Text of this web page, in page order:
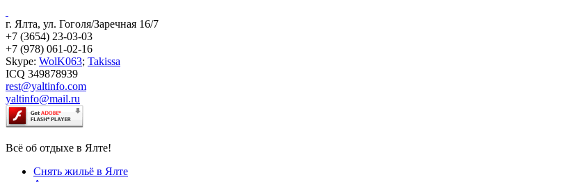
г. Ялта, ул. Гоголя/Заречная 16/7
+7 (3654) 23-03-03
+7 (978) 061-02-16
Skype: WolK063; Takissa
ICQ 349878939
rest@yaltinfo.com
yaltinfo@mail.ru
Всё об отдыхе в Ялте!
Снять жильё в Ялте